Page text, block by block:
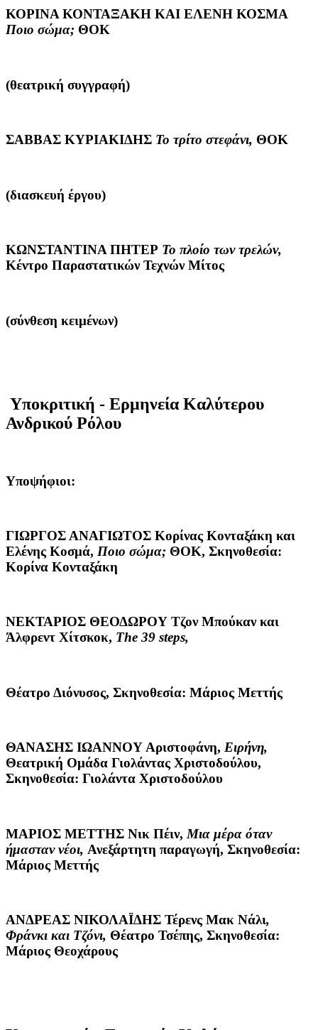
ΚΟΡΙΝΑ ΚΟΝΤΑΞΑΚΗ ΚΑΙ ΕΛΕΝΗ ΚΟΣΜΑ
Ποιο σώμα; ΘΟΚ
(θεατρική συγγραφή)
ΣΑΒΒΑΣ ΚΥΡΙΑΚΙΔΗΣ Το τρίτο στεφάνι, ΘΟΚ
(διασκευή έργου)
ΚΩΝΣΤΑΝΤΙΝΑ ΠΗΤΕΡ Το πλοίο των τρελών,
Κέντρο Παραστατικών Τεχνών Μίτος
(σύνθεση κειμένων)
Υποκριτική - Ερμηνεία Καλύτερου
Ανδρικού Ρόλου
Υποψήφιοι:
ΓΙΩΡΓΟΣ ΑΝΑΓΙΩΤΟΣ Κορίνας Κονταξάκη και
Ελένης Κοσμά, Ποιο σώμα; ΘΟΚ, Σκηνοθεσία:
Κορίνα Κονταξάκη
ΝΕΚΤΑΡΙΟΣ ΘΕΟΔΩΡΟΥ Τζον Μπούκαν και
Άλφρεντ Χίτσκοκ, The 39 steps,
Θέατρο Διόνυσος, Σκηνοθεσία: Μάριος Μεττής
ΘΑΝΑΣΗΣ ΙΩΑΝΝΟΥΑριστοφάνη, Ειρήνη,
Θεατρική Ομάδα Γιολάντας Χριστοδούλου,
Σκηνοθεσία: Γιολάντα Χριστοδούλου
ΜΑΡΙΟΣ ΜΕΤΤΗΣ Νικ Πέιν, Μια μέρα όταν
ήμασταν νέοι, Ανεξάρτητη παραγωγή, Σκηνοθεσία:
Μάριος Μεττής
ΑΝΔΡΕΑΣ ΝΙΚΟΛΑΪΔΗΣ Τέρενς Μακ Νάλι,
Φράνκι και Τζόνι, Θέατρο Τσέπης, Σκηνοθεσία:
Μάριος Θεοχάρους